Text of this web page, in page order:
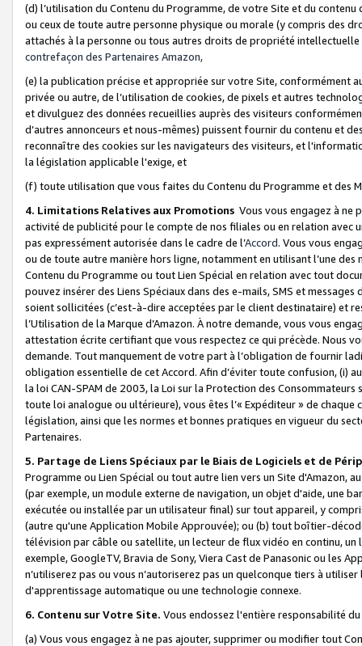
(d) l’utilisation du Contenu du Programme, de votre Site et du
ou ceux de toute autre personne physique ou morale (y compris des
attachés à la personne ou tous autres droits de propriété
contrefaçon des Partenaires Amazon,
(e) la publication précise et appropriée sur votre Site, conformément
privée ou autre, de l’utilisation de cookies, de pixels et autres
et divulguez des données recueillies auprès des visiteurs
d’autres annonceurs et nous-mêmes) puissent fournir du contenu et
reconnaître des cookies sur les navigateurs des visiteurs, et
la législation applicable l'exige, et
(f) toute utilisation que vous faites du Contenu du Programme et des
4. Limitations Relatives aux Promotions Vous vous engagez à ne
activité de publicité pour le compte de nos filiales ou en relation avec
pas expressément autorisée dans le cadre de l’Accord. Vous vous
ou de toute autre manière hors ligne, notamment en utilisant l’une
Contenu du Programme ou tout Lien Spécial en relation avec tout
pouvez insérer des Liens Spéciaux dans des e-mails, SMS et
soient sollicitées (c’est-à-dire acceptées par le client destinataire) et
l’Utilisation de la Marque d’Amazon. À notre demande, vous vous
attestation écrite certifiant que vous respectez ce qui précède. Nous
demande. Tout manquement de votre part à l’obligation de fournir
obligation essentielle de cet Accord. Afin d’éviter toute confusion, (i)
la loi CAN-SPAM de 2003, la Loi sur la Protection des
toute loi analogue ou ultérieure), vous êtes l’« Expéditeur » de
législation, ainsi que les normes et bonnes pratiques en vigueur du
Partenaires.
5. Partage de Liens Spéciaux par le Biais de Logiciels et de
Programme ou Lien Spécial ou tout autre lien vers un Site d'Amazon,
(par exemple, un module externe de navigation, un objet d'aide, une
exécutée ou installée par un utilisateur final) sur tout appareil, y
(autre qu'une Application Mobile Approuvée); ou (b) tout boîtier-
télévision par câble ou satellite, un lecteur de flux vidéo en continu,
exemple, GoogleTV, Bravia de Sony, Viera Cast de Panasonic ou les
n’utiliserez pas ou vous n’autoriserez pas un quelconque tiers à
d'apprentissage automatique ou une technologie connexe.
6. Contenu sur Votre Site. Vous endossez l'entière responsabilité
(a) Vous vous engagez à ne pas ajouter, supprimer ou modifier tout